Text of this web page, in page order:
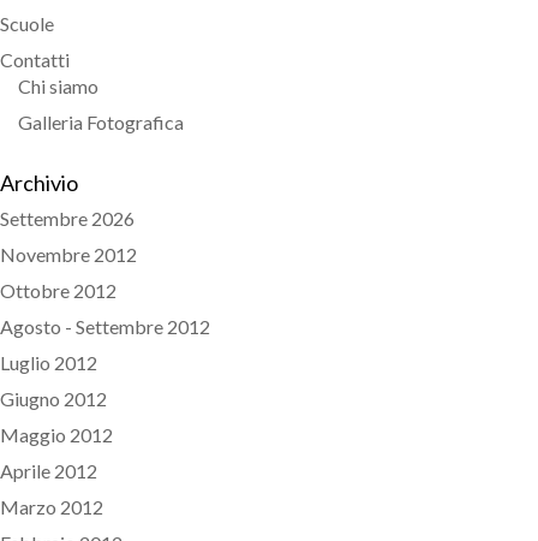
Scuole
Contatti
Chi siamo
Galleria Fotografica
Archivio
Settembre 2026
Novembre 2012
Ottobre 2012
Agosto - Settembre 2012
Luglio 2012
Giugno 2012
Maggio 2012
Aprile 2012
Marzo 2012